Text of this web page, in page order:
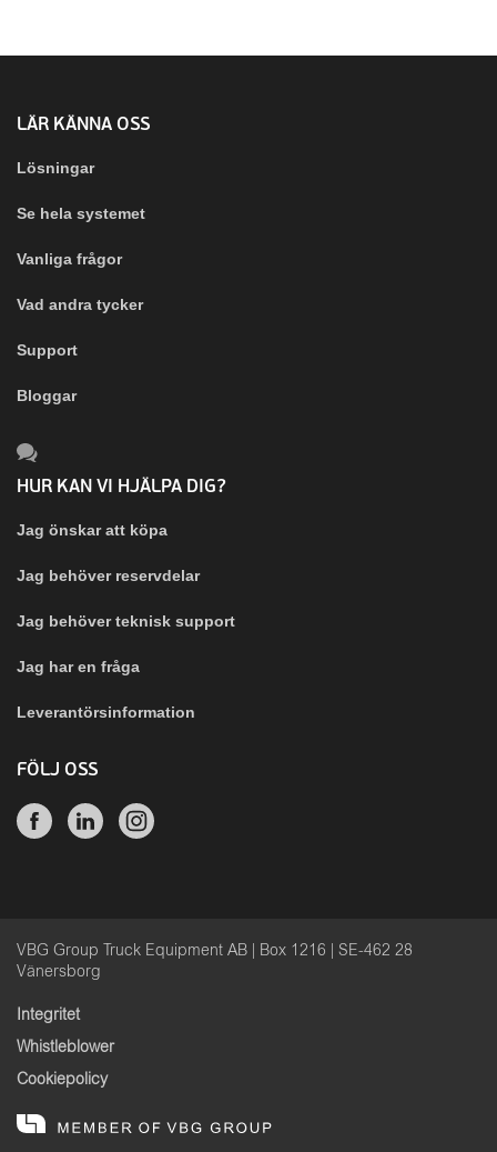
LÄR KÄNNA OSS
Lösningar
Se hela systemet
Vanliga frågor
Vad andra tycker
Support
Bloggar
HUR KAN VI HJÄLPA DIG?
Jag önskar att köpa
Jag behöver reservdelar
Jag behöver teknisk support
Jag har en fråga
Leverantörsinformation
FÖLJ OSS
VBG Group Truck Equipment AB | Box 1216 | SE-462 28
Vänersborg
Integritet
Whistleblower
Cookiepolicy